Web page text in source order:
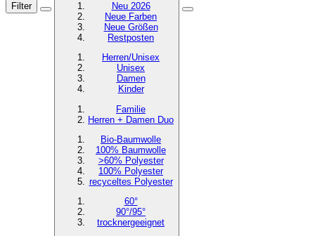
Filter
Neu 2026
Neue Farben
Neue Größen
Restposten
Herren/Unisex
Unisex
Damen
Kinder
Familie
Herren + Damen Duo
Bio-Baumwolle
100% Baumwolle
>60% Polyester
100% Polyester
recyceltes Polyester
60°
90°/95°
trocknergeeignet